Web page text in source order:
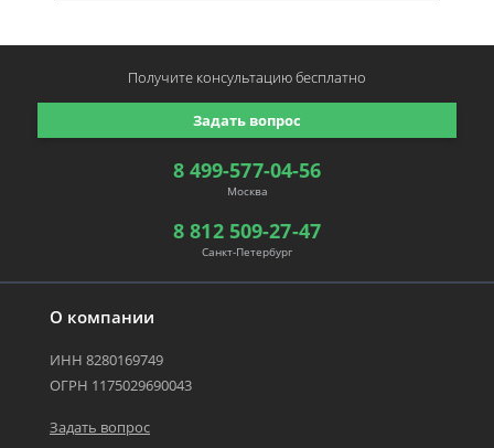
О компании
ИНН 8280169749
ОГРН 1175029690043
Задать вопрос
8 499-577-04-56
Москва
8 812 509-27-47
Санкт-Петербург
Задать вопрос
Получите консультациюбесплатно